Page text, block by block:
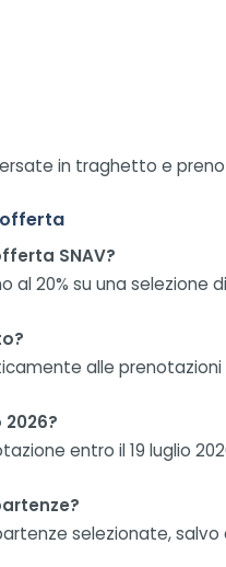
in traghetto e
offerta
SNAV?
20% su una selezione
alle
entro il 19 luglio
selezionate,